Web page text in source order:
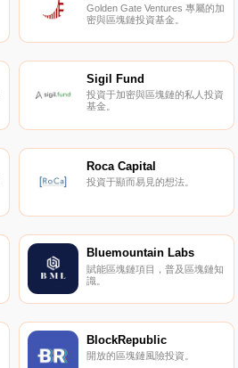
Golden Gate Ventures 專屬的加
密與區塊鏈投資基金。
Sigil Fund
投資于加密與區塊鏈的私人投資
基金。
Roca Capital
投資于顯而易見的想法。
Bluemountain Labs
賦能區塊鏈項目，普及區塊鏈知
識。
BlockRepublic
開放的區塊鏈風險投資。